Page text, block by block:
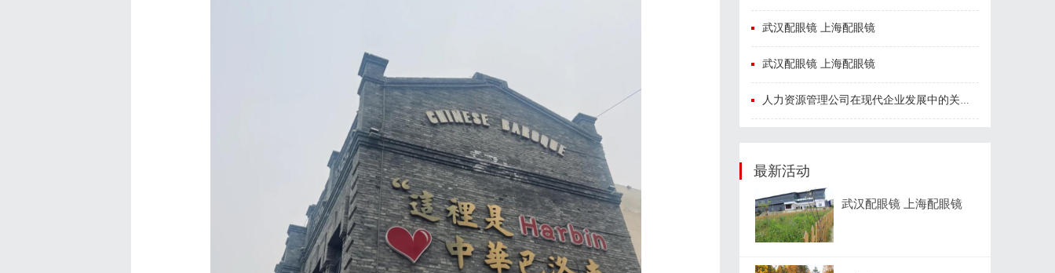
武汉配眼镜 上海配眼镜
武汉配眼镜 上海配眼镜
人力资源管理公司在现代企业发展中的关键作用及其管理策略解析
最新活动
武汉配眼镜 上海配眼镜